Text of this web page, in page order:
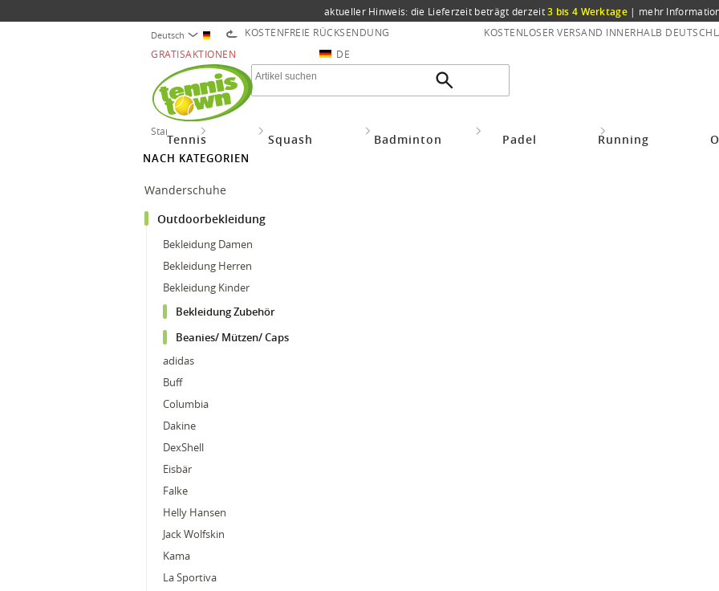
aktueller Hinweis: die Lieferzeit beträgt derzeit3 bis 4 Werktage | mehr
Deutsch KOSTENFREIE RÜCKSENDUNG
KOSTENLOSER VERSAND INNERHALB
GRATISAKTIONEN
DE
Tennis Squash Badminton Padel Running
Startseite
NACH KATEGORIEN
Wanderschuhe
Outdoorbekleidung
Bekleidung Damen
Bekleidung Herren
Bekleidung Kinder
Bekleidung Zubehör
Beanies/ Mützen/ Caps
adidas
Buff
Columbia
Dakine
DexShell
Eisbär
Falke
Helly Hansen
Jack Wolfskin
Kama
La Sportiva